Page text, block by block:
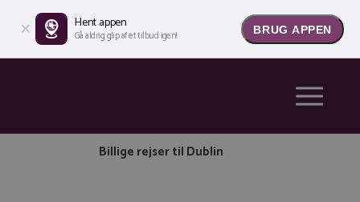
Billige rejser til Dublin
Hent appen
Gå aldrig glip af et tilbud igen! BRUG APPEN